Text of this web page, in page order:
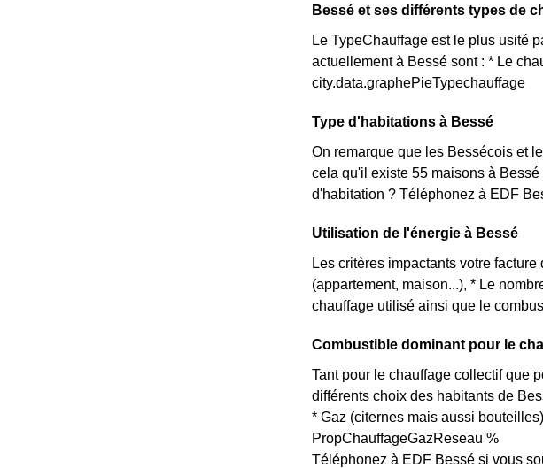
Bessé et ses différents types de
Le TypeChauffage est le plus usité
actuellement à Bessé sont : * Le
city.data.graphePieTypechauffage
Type d'habitations à Bessé
On remarque que les Bessécois et
cela qu'il existe 55 maisons à
d'habitation ? Téléphonez à EDF
Utilisation de l'énergie à Bessé
Les critères impactants votre
(appartement, maison...), * Le
chauffage utilisé ainsi que le
Combustible dominant pour le
Tant pour le chauffage collectif que
différents choix des habitants de
* Gaz (citernes mais aussi
PropChauffageGazReseau %
Téléphonez à EDF Bessé si vous